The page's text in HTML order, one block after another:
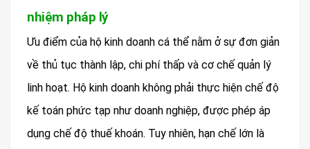
nhiệm pháp lý
Ưu điểm của hộ kinh doanh cá thể nằm ở sự đơn giản
về thủ tục thành lập, chi phí thấp và cơ chế quản lý
linh hoạt. Hộ kinh doanh không phải thực hiện chế độ
kế toán phức tạp như doanh nghiệp, được phép áp
dụng chế độ thuế khoán. Tuy nhiên, hạn chế lớn là